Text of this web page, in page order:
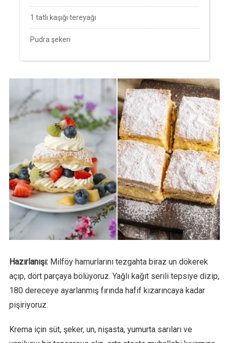
1 tatlı kaşığı tereyağı
Pudra şekeri
Hazırlanışı:Milföy hamurlarını tezgahta biraz un dökerek
açıp, dört parçaya bölüyoruz. Yağlı kağıt serili tepsiye dizip,
180 dereceye ayarlanmış fırında hafif kızarıncaya kadar
pişiriyoruz.
Krema için süt, şeker, un, nişasta, yumurta sarıları ve